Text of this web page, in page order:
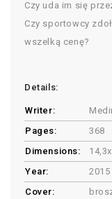
Czy uda im się
Czy sportowcy
wszelką cenę?
Details:
Writer:
Pages:
368
Dimensions:
Year:
2015
Cover: